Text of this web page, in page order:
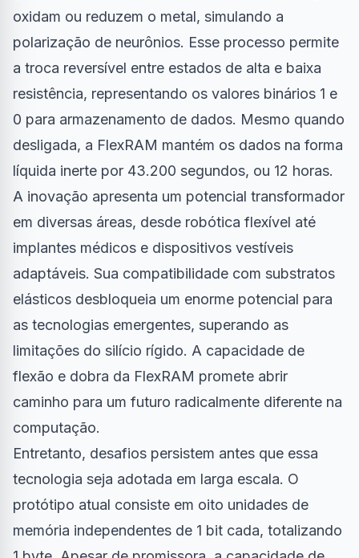
oxidam ou reduzem o metal, simulando a
polarização de neurônios. Esse processo permite
a troca reversível entre estados de alta e baixa
resistência, representando os valores binários 1 e
0 para armazenamento de dados. Mesmo quando
desligada, a FlexRAM mantém os dados na forma
líquida inerte por 43.200 segundos, ou 12 horas.
A inovação apresenta um potencial transformador
em diversas áreas, desde robótica flexível até
implantes médicos e dispositivos vestíveis
adaptáveis. Sua compatibilidade com substratos
elásticos desbloqueia um enorme potencial para
as tecnologias emergentes, superando as
limitações do silício rígido. A capacidade de
flexão e dobra da FlexRAM promete abrir
caminho para um futuro radicalmente diferente na
computação.
Entretanto, desafios persistem antes que essa
tecnologia seja adotada em larga escala. O
protótipo atual consiste em oito unidades de
memória independentes de 1 bit cada, totalizando